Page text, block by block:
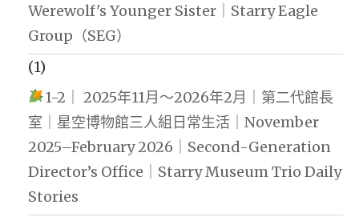
Werewolf's Younger Sister｜Starry Eagle
Group（SEG）
(1)
1-2｜ 2025年11月～2026年2月｜第二代館長
室｜星空博物館三人組日常生活｜November
2025–February 2026｜Second-Generation
Director’s Office｜Starry Museum Trio Daily
Stories